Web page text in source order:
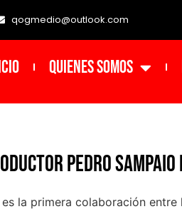
qogmedio@outlook.com
Quienes Somos
Pedro Sampaio